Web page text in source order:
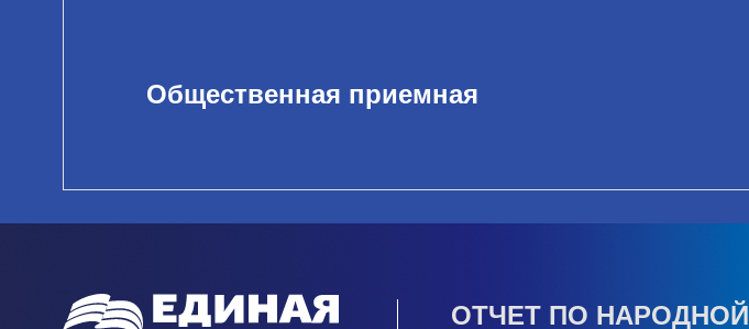
Общественная приемная
ОТЧЕТ ПО НАРОДНОЙ